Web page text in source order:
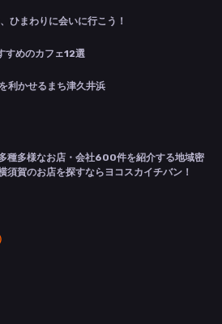
ひまわりに会いに行こう！
すめのカフェ12選
利かせるまち津久井浜
種多様なお店・会社600件を紹介する地域密
須賀のお店を探すならヨコスカイチバン！